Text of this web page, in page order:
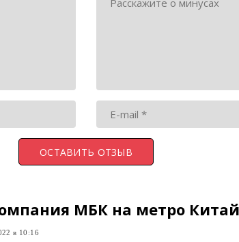
МБК на метро
в 10:16